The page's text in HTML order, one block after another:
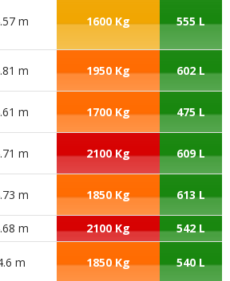
m 1600 Kg 555 L
m 1950 Kg 602 L
m 1700 Kg 475 L
m 2100 Kg 609 L
m 1850 Kg 613 L
m 2100 Kg
542 L
m 1850 Kg 540 L